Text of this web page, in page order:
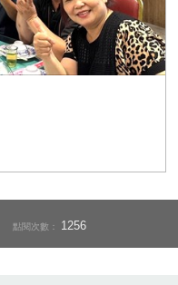
點閱次數： 1256